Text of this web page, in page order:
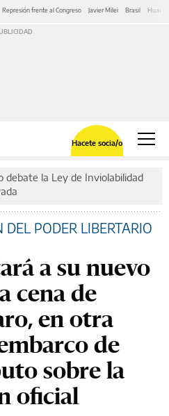
Represión frente al Congreso Javier Milei Brasil Huawei
Hacete socia/o
debate la Ley de Inviolabilidad
DEL PODER LIBERTARIO
a su nuevo
cena de
en otra
de
sobre la
oficial